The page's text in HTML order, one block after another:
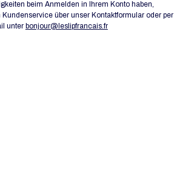
beim Anmelden in Ihrem Konto haben,
über unser Kontaktformular oder per
unter bonjour@leslipfrancais.fr